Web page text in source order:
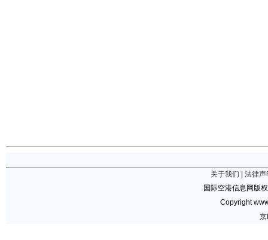
关于我们
法律声
国际空港信息网版
Copyright